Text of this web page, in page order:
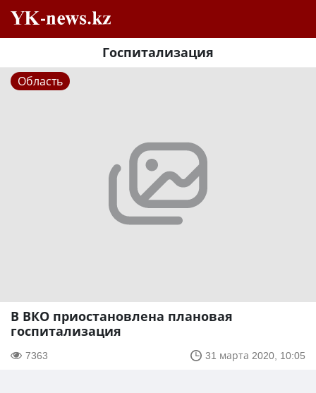
Госпитализация
Область
В ВКО приостановлена плановая
госпитализация
7363 31 марта 2020, 10:05